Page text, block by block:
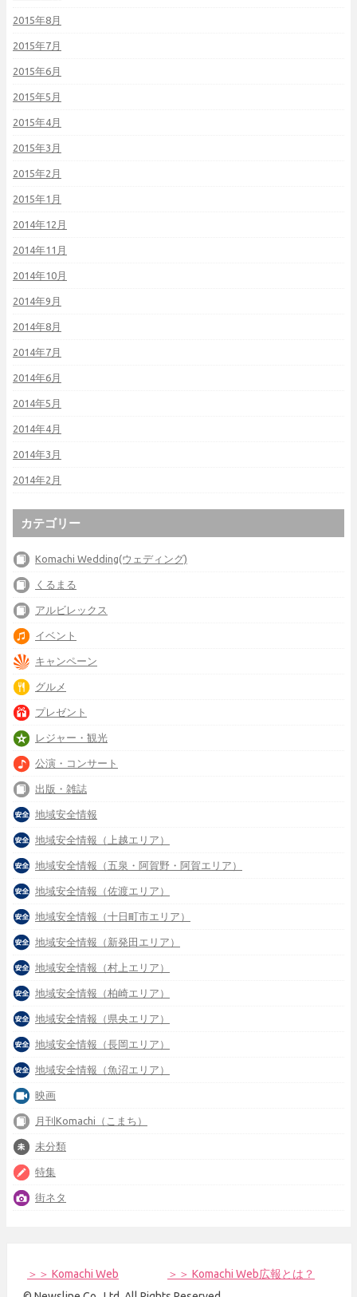
2015年8月
2015年7月
2015年6月
2015年5月
2015年4月
2015年3月
2015年2月
2015年1月
2014年12月
2014年11月
2014年10月
2014年9月
2014年8月
2014年7月
2014年6月
2014年5月
2014年4月
2014年3月
2014年2月
カテゴリー
Komachi Wedding(ウェディング)
くるまる
アルビレックス
イベント
キャンペーン
グルメ
プレゼント
レジャー・観光
公演・コンサート
出版・雑誌
地域安全情報
地域安全情報（上越エリア）
地域安全情報（五泉・阿賀野・阿賀エリア）
地域安全情報（佐渡エリア）
地域安全情報（十日町市エリア）
地域安全情報（新発田エリア）
地域安全情報（村上エリア）
地域安全情報（柏崎エリア）
地域安全情報（県央エリア）
地域安全情報（長岡エリア）
地域安全情報（魚沼エリア）
映画
月刊Komachi（こまち）
未分類
特集
街ネタ
＞＞ Komachi Web
＞＞ Komachi Web広報とは？